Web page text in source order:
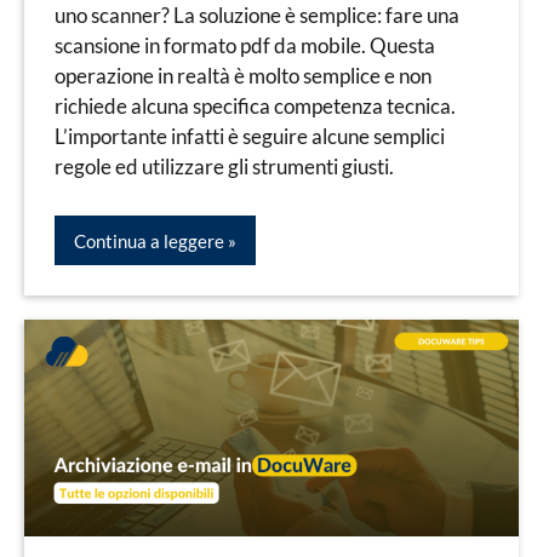
uno scanner? La soluzione è semplice: fare una
scansione in formato pdf da mobile. Questa
operazione in realtà è molto semplice e non
richiede alcuna specifica competenza tecnica.
L’importante infatti è seguire alcune semplici
regole ed utilizzare gli strumenti giusti.
Continua a leggere